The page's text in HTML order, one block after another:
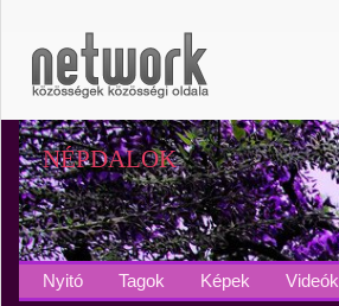
NÉPDALOK
Nyitó Tagok Képek Videók